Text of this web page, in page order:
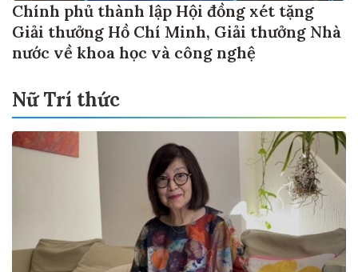
Chính phủ thành lập Hội đồng xét tặng
Giải thưởng Hồ Chí Minh, Giải thưởng Nhà
nước về khoa học và công nghệ
Nữ Trí thức